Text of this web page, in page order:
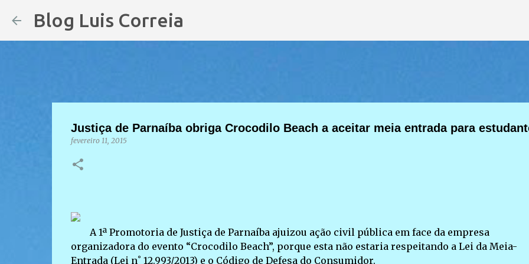
Blog Luis Correia
Justiça de Parnaíba obriga Crocodilo Beach a aceitar meia entrada para
fevereiro 11, 2015
A 1ª Promotoria de Justiça de Parnaíba ajuizou ação civil pública em face da empresa
organizadora do evento “Crocodilo Beach”, porque esta não estaria respeitando a Lei da Meia-
Entrada (Lei n˚ 12.993/2013) e o Código de Defesa do Consumidor.